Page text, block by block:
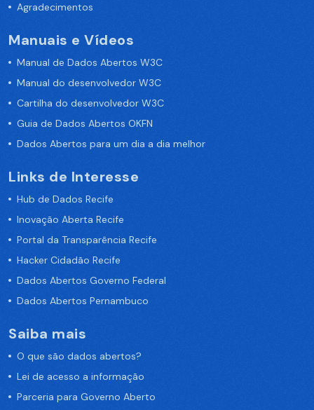
Agradecimentos
Manuais e Vídeos
Manual de Dados Abertos W3C
Manual do desenvolvedor W3C
Cartilha do desenvolvedor W3C
Guia de Dados Abertos OKFN
Dados Abertos para um dia a dia melhor
Links de Interesse
Hub de Dados Recife
Inovação Aberta Recife
Portal da Transparência Recife
Hacker Cidadão Recife
Dados Abertos Governo Federal
Dados Abertos Pernambuco
Saiba mais
O que são dados abertos?
Lei de acesso a informação
Parceria para Governo Aberto